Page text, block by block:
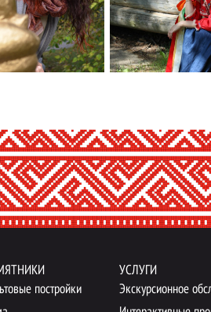
постройки
УСЛУГИ
Экскурсионное